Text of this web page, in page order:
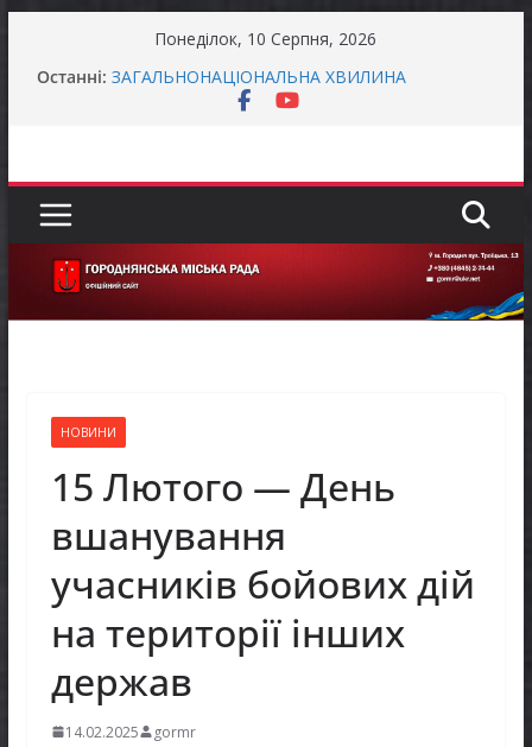
Понеділок, 10 Серпня, 2026
Останні: Захищай небо Чернігівщини!
ЗАГАЛЬНОНАЦІОНАЛЬНА ХВИЛИНА
Як отримати компенсацію за товари, придбані
Уповноважений Верховної Ради України з
прав людини проводить опитування щодо
реалізації права осіб з інвалідністю на працю
НОВИНИ
15 Лютого — День
вшанування
учасників бойових дій
на території інших
держав
14.02.2025 gormr